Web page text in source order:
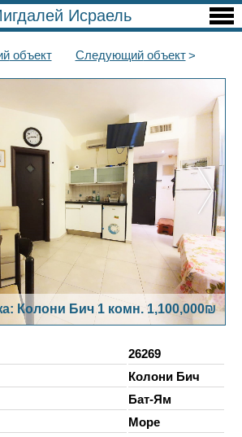
Исраель
объект Следующийобъект
Колони Бич 1 комн. 1,100,000₪
26269
Колони Бич
Бат-Ям
Море